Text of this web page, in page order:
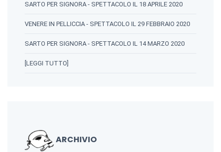
SARTO PER SIGNORA - SPETTACOLO IL 18 APRILE 2020
VENERE IN PELLICCIA - SPETTACOLO IL 29 FEBBRAIO 2020
SARTO PER SIGNORA - SPETTACOLO IL 14 MARZO 2020
[LEGGI TUTTO]
ARCHIVIO